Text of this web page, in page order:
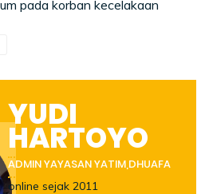
pada korban kecelakaan
YUDI
HARTOYO
ADMIN YAYASAN YATIM,DHUAFA
online sejak 2011